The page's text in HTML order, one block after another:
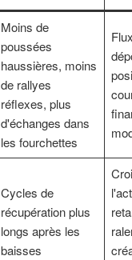
Moins de
poussées
haussières, moins
de rallyes
réflexes, plus
d'échanges dans
les fourchettes
Cycles de
récupération plus
longs après les
baisses